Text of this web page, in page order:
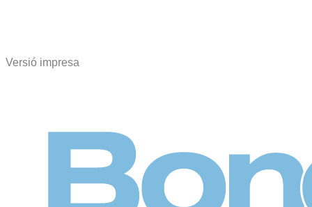
Versió impresa